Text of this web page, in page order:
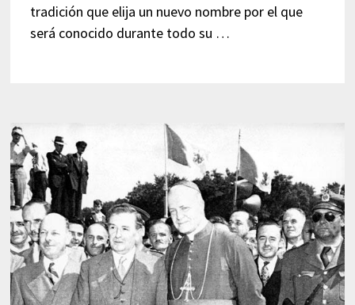
tradición que elija un nuevo nombre por el que
será conocido durante todo su …